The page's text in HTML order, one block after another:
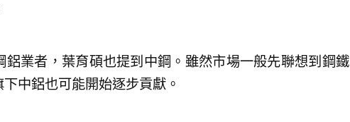
鋁業者，葉育碩也提到中鋼。雖然市場一般先聯想到鋼鐵
中鋁也可能開始逐步貢獻。